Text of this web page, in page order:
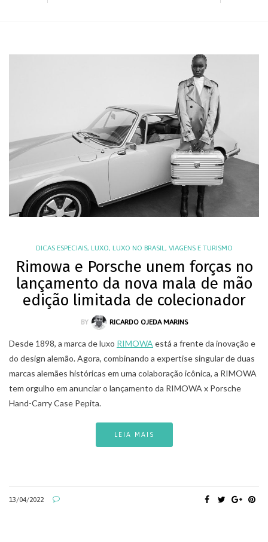
DICAS ESPECIAIS, LUXO, LUXO NO BRASIL, VIAGENS E TURISMO
Rimowa e Porsche unem forças no
lançamento da nova mala de mão
edição limitada de colecionador
BY RICARDO OJEDA MARINS
Desde 1898, a marca de luxo RIMOWA está a frente da inovação e
do design alemão. Agora, combinando a expertise singular de duas
marcas alemães históricas em uma colaboração icônica, a RIMOWA
tem orgulho em anunciar o lançamento da RIMOWA x Porsche
Hand-Carry Case Pepita.
LEIA MAIS
13/04/2022